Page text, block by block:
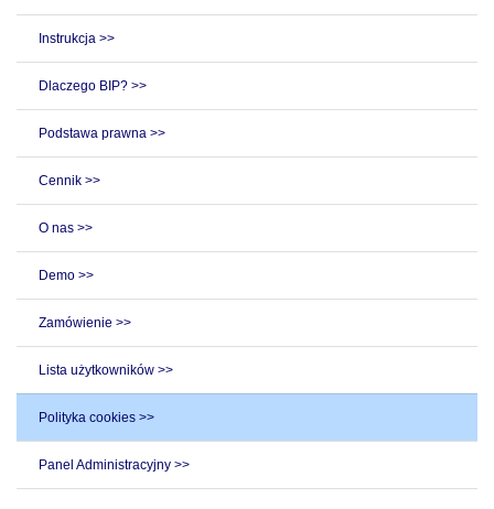
Instrukcja >>
Dlaczego BIP? >>
Podstawa prawna >>
Cennik >>
O nas >>
Demo >>
Zamówienie >>
Lista użytkowników >>
Polityka cookies >>
Panel Administracyjny >>